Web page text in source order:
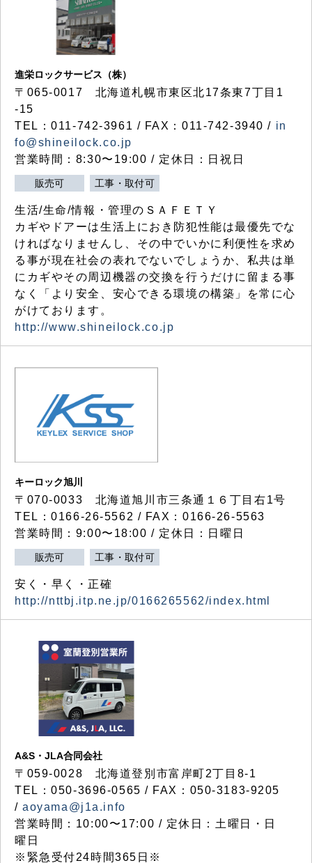
進栄ロックサービス（株）
〒065-0017 北海道札幌市東区北17条東7丁目1
-15
TEL：011-742-3961 / FAX：011-742-3940 / in
fo@shineilock.co.jp
営業時間：8:30〜19:00 / 定休日：日祝日
販売可 工事・取付可
生活/生命/情報・管理のＳＡＦＥＴＹ
カギやドアーは生活上におき防犯性能は最優先でな
ければなりませんし、その中でいかに利便性を求め
る事が現在社会の表れでないでしょうか、私共は単
にカギやその周辺機器の交換を行うだけに留まる事
なく「より安全、安心できる環境の構築」を常に心
がけております。
http://www.shineilock.co.jp
キーロック旭川
〒070-0033 北海道旭川市三条通１６丁目右1号
TEL：0166-26-5562 / FAX：0166-26-5563
営業時間：9:00〜18:00 / 定休日：日曜日
販売可 工事・取付可
安く・早く・正確
http://nttbj.itp.ne.jp/0166265562/index.html
A&S・JLA合同会社
〒 059-0028 北海道登別市富岸町2丁目 8-1
TEL：050-3696-0565 / FAX：050-3183-9205
/aoyama@j1a.info
営業時間：10:00〜17:00 / 定休日：土曜日・日
曜日
※緊急受付24時間365日※